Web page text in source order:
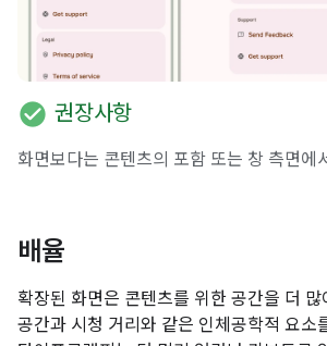
check_circle 권장사항
화면보다는 콘텐츠의 포함 또는 창 측면에
배율
확장된 화면은 콘텐츠를 위한 공간을 더
공간과 시청 거리와 같은 인체공학적 요소